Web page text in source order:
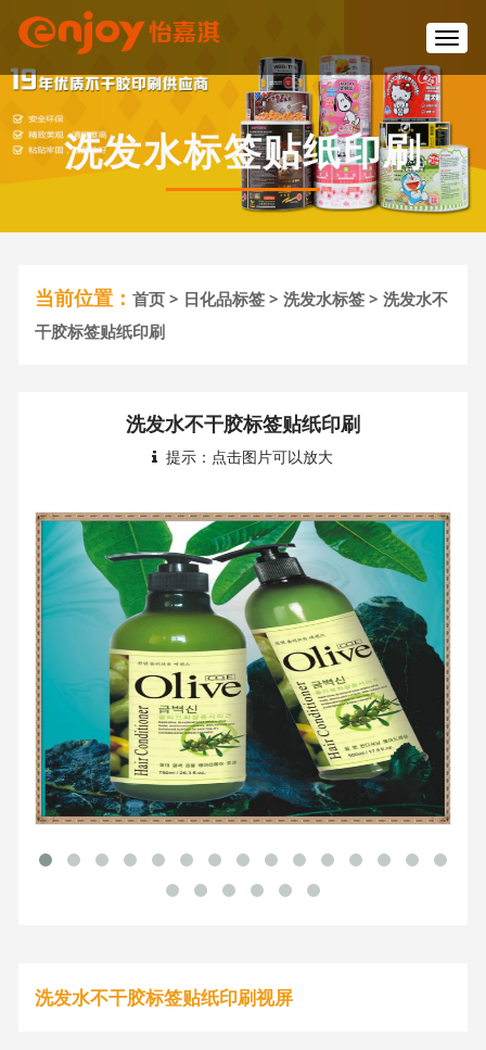
T
o
g
g
l
e
n
a
v
i
t
洗发水标签贴纸印刷
当前位置：首页> 日化品标签>洗发水标签> 洗发水不
干胶标签贴纸印刷
洗发水不干胶标签贴纸印刷
提示：点击图片可以放大
洗发水不干胶标签贴纸印刷视屏